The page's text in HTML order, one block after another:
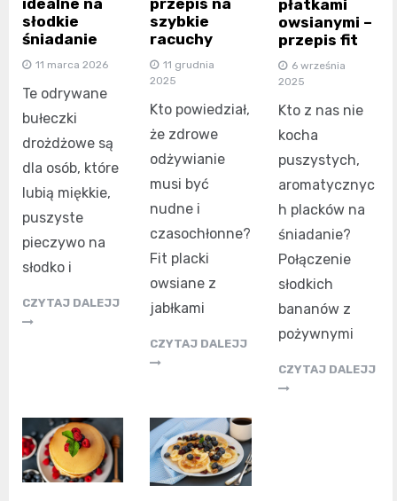
idealne na
słodkie
śniadanie
11 marca 2026
Te odrywane
bułeczki
drożdżowe są
dla osób, które
lubią miękkie,
puszyste
pieczywo na
słodko i
CZYTAJ DALEJJ
przepis na
szybkie
racuchy
11 grudnia
2025
Kto powiedział,
że zdrowe
odżywianie
musi być
nudne i
czasochłonne?
Fit placki
owsiane z
jabłkami
CZYTAJ DALEJJ
płatkami
owsianymi –
przepis fit
6 września
2025
Kto z nas nie
kocha
puszystych,
aromatycznyc
h placków na
śniadanie?
Połączenie
słodkich
bananów z
pożywnymi
CZYTAJ DALEJJ